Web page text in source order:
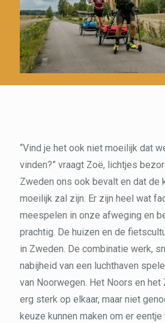
“Vind je het ook niet moeilijk dat
vinden?” vraagt Zoë, lichtjes
Zweden ons ook bevalt en dat de
moeilijk zal zijn. Er zijn heel wat
meespelen in onze afweging en
prachtig. De huizen en de
in Zweden. De combinatie werk,
nabijheid van een luchthaven
van Noorwegen. Het Noors en het
erg sterk op elkaar, maar niet
keuze kunnen maken om er